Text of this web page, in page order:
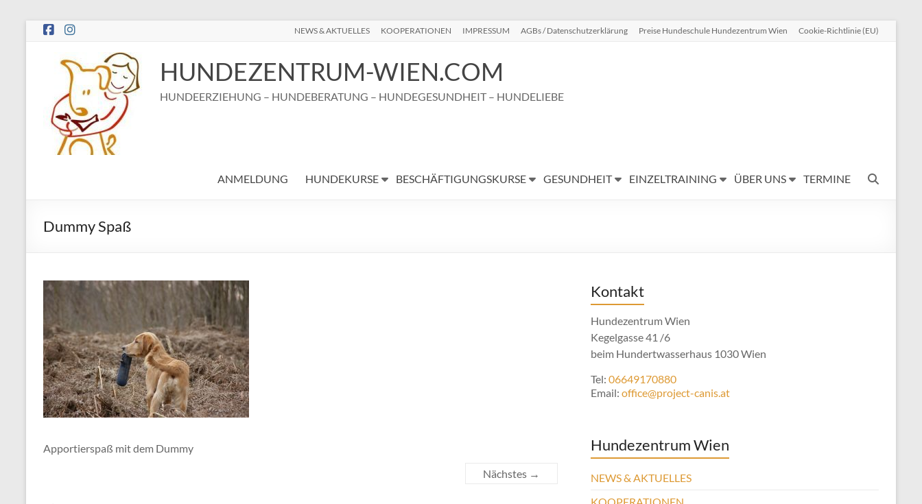
Zum
Inhalt
NEWS & AKTUELLES KOOPERATIONEN IMPRESSUM AGBs / Datenschutzerklärung Preise Hundeschule Hundezentrum Wien Cookie-Richtlinie (EU)
HUNDEZENTRUM-WIEN.COM
HUNDEERZIEHUNG – HUNDEBERATUNG – HUNDEGESUNDHEIT – HUNDELIEBE
ANMELDUNG HUNDEKURSE BESCHÄFTIGUNGSKURSE GESUNDHEIT EINZELTRAINING ÜBER UNS TERMINE
Dummy Spaß
Apportierspaß mit dem Dummy
Nächstes →
Kontakt
Hundezentrum Wien
Kegelgasse 41 /6
beim Hundertwasserhaus 1030 Wien
Tel: 06649170880
Email: office@project-canis.at
Hundezentrum Wien
NEWS & AKTUELLES